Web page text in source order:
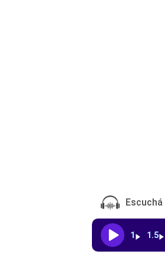
1 1.5